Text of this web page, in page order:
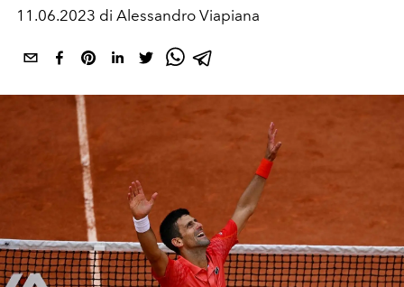
11.06.2023 di Alessandro Viapiana